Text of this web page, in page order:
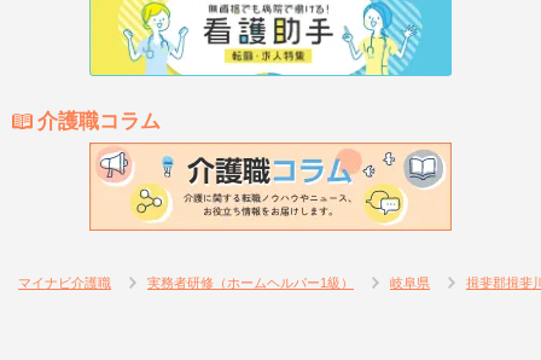
介護職コラム
マイナビ介護職 実務者研修（ホームヘルパー1級） 岐阜県 揖斐郡揖斐